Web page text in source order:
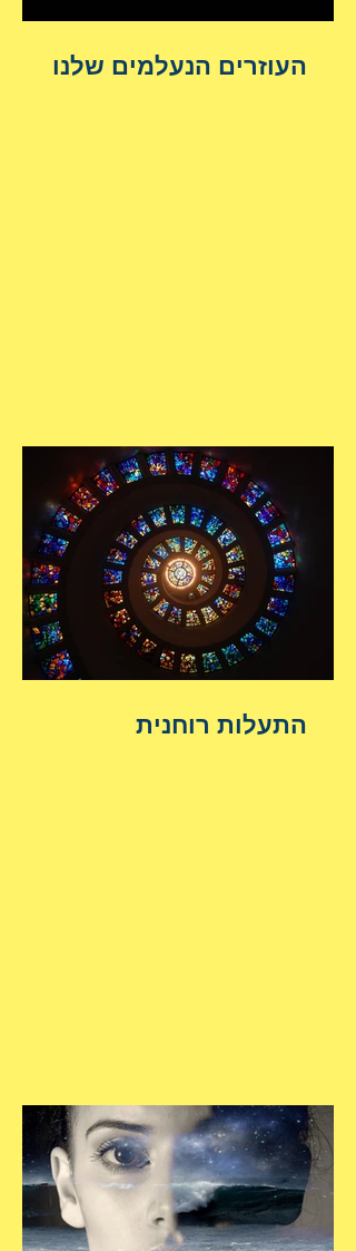
העוזרים הנעלמים שלנו
התעלות רוחנית